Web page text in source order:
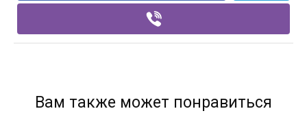
Вам также может понравиться